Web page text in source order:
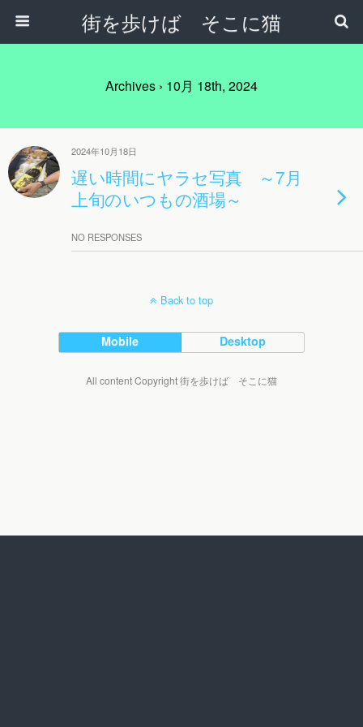
街を歩けば そこに猫
Archives › 10月 18th, 2024
2024年10月18日
遅い時間にヤラセ写真 ～7月
上旬のいつもの酒場～
NO RESPONSES
Back to top
Mobile Desktop
All content Copyright 街を歩けば そこに猫